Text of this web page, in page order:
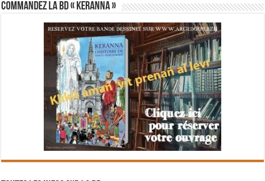
Commandez la BD « Keranna »